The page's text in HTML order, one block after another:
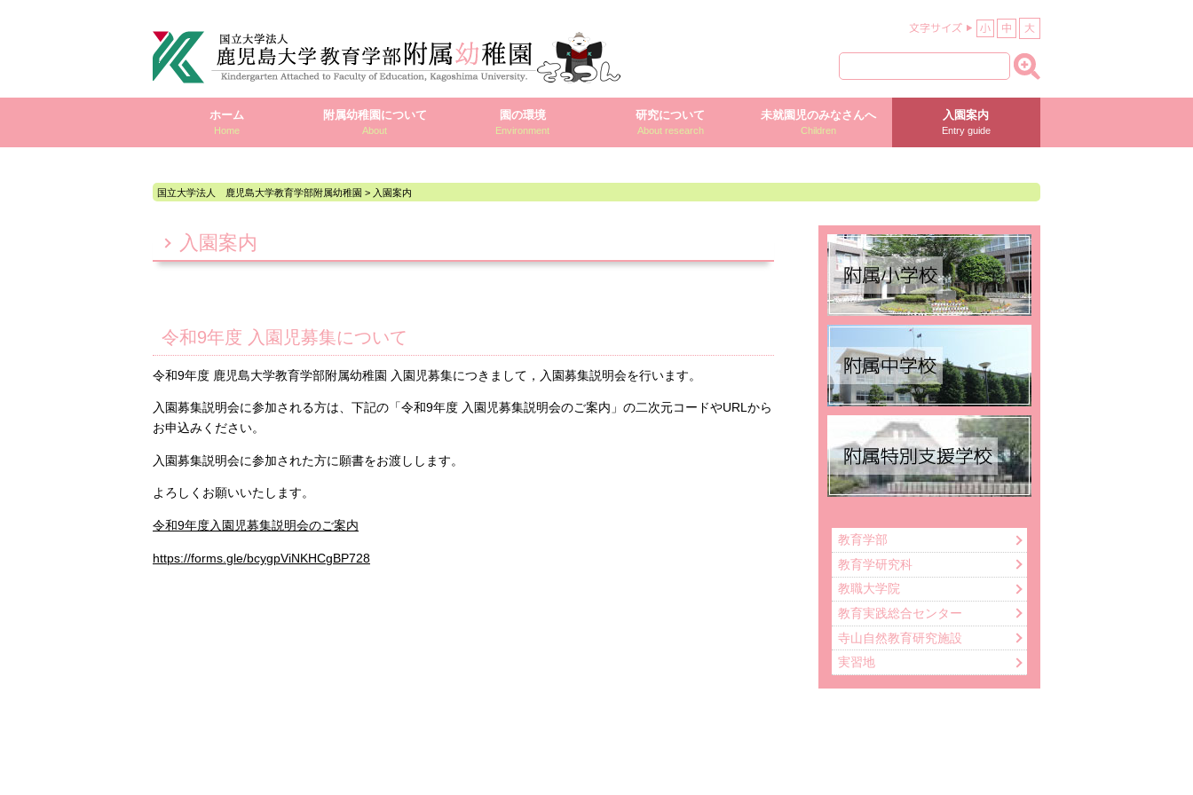
ホーム
Home
附属幼稚園について
About
園の環境
Environment
研究について
About research
未就園児のみなさんへ
Children
入園案内
Entry guide
国立大学法人 鹿児島大学教育学部附属幼稚園 > 入園案内
入園案内
令和9年度 入園児募集について
令和9年度 鹿児島大学教育学部附属幼稚園 入園児募集につきまして，入園募集説明会を行います。
入園募集説明会に参加される方は、下記の「令和9年度 入園児募集説明会のご案内」の二次元コードやURLから
お申込みください。
入園募集説明会に参加された方に願書をお渡しします。
よろしくお願いいたします。
令和9年度入園児募集説明会のご案内
https://forms.gle/bcygpViNKHCgBP728
教育学部
教育学研究科
教職大学院
教育実践総合センター
寺山自然教育研究施設
実習地